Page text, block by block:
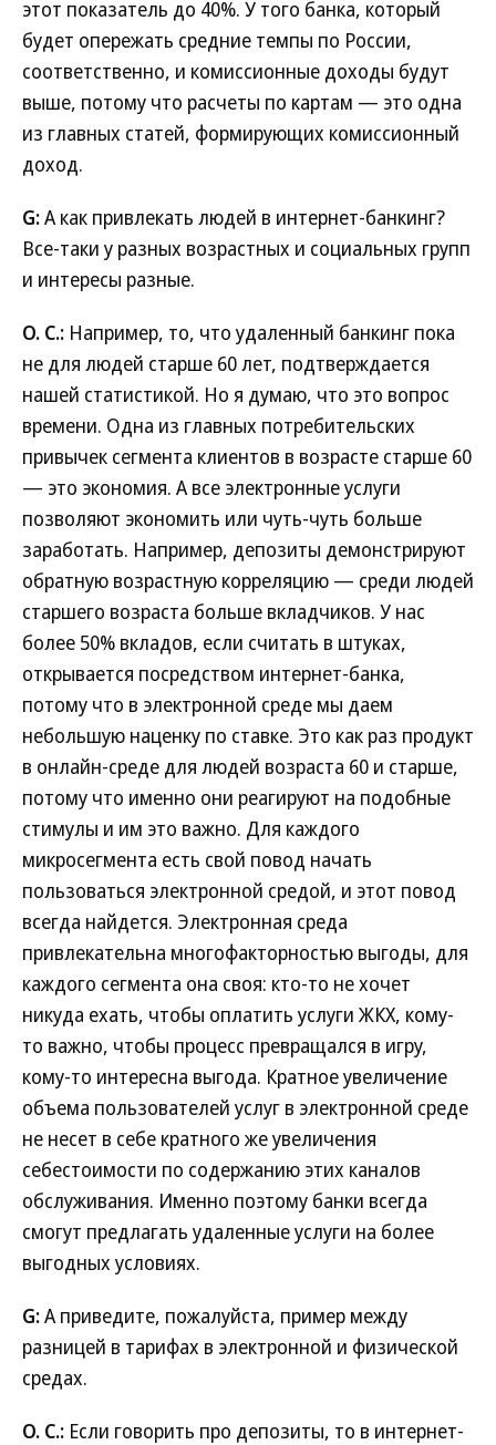
этот показатель до 40%. У того банка, который
будет опережать средние темпы по России,
соответственно, и комиссионные доходы будут
выше, потому что расчеты по картам — это одна
из главных статей, формирующих комиссионный
доход.
G:А как привлекать людей в интернет-банкинг?
Все-таки у разных возрастных и социальных групп
и интересы разные.
О. С.: Например, то, что удаленный банкинг пока
не для людей старше 60 лет, подтверждается
нашей статистикой. Но я думаю, что это вопрос
времени. Одна из главных потребительских
привычек сегмента клиентов в возрасте старше 60
— это экономия. А все электронные услуги
позволяют экономить или чуть-чуть больше
заработать. Например, депозиты демонстрируют
обратную возрастную корреляцию — среди людей
старшего возраста больше вкладчиков. У нас
более 50% вкладов, если считать в штуках,
открывается посредством интернет-банка,
потому что в электронной среде мы даем
небольшую наценку по ставке. Это как раз продукт
в онлайн-среде для людей возраста 60 и старше,
потому что именно они реагируют на подобные
стимулы и им это важно. Для каждого
микросегмента есть свой повод начать
пользоваться электронной средой, и этот повод
всегда найдется. Электронная среда
привлекательна многофакторностью выгоды, для
каждого сегмента она своя: кто-то не хочет
никуда ехать, чтобы оплатить услуги ЖКХ, кому-
то важно, чтобы процесс превращался в игру,
кому-то интересна выгода. Кратное увеличение
объема пользователей услуг в электронной среде
не несет в себе кратного же увеличения
себестоимости по содержанию этих каналов
обслуживания. Именно поэтому банки всегда
смогут предлагать удаленные услуги на более
выгодных условиях.
G:А приведите, пожалуйста, пример между
разницей в тарифах в электронной и физической
средах.
О. С.: Если говорить про депозиты, то в интернет-